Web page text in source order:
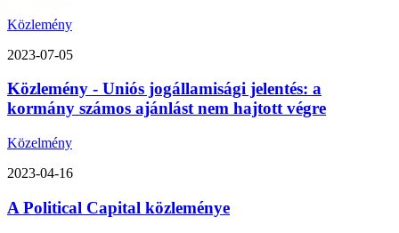
Közlemény
2023-07-05
Közlemény - Uniós jogállamisági jelentés: a
kormány számos ajánlást nem hajtott végre
Közelmény
2023-04-16
A Political Capital közleménye